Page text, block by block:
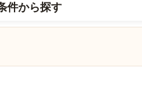
件から探す